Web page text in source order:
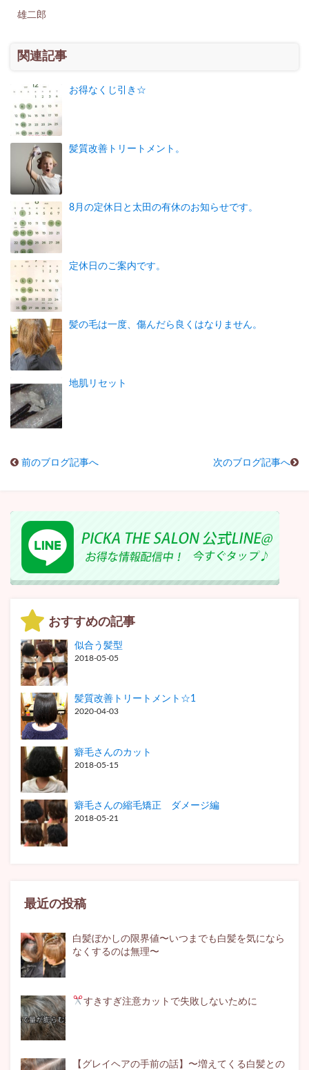
雄二郎
関連記事
お得なくじ引き☆
髪質改善トリートメント。
8月の定休日と太田の有休のお知らせです。
定休日のご案内です。
髪の毛は一度、傷んだら良くはなりません。
地肌リセット
前のブログ記事へ 次のブログ記事へ
おすすめの記事
似合う髪型
2018-05-05
髪質改善トリートメント☆1
2020-04-03
癖毛さんのカット
2018-05-15
癖毛さんの縮毛矯正 ダメージ編
2018-05-21
最近の投稿
白髪ぼかしの限界値〜いつまでも白髪を気になら
なくするのは無理〜
すきすぎ注意カットで失敗しないために
【グレイヘアの手前の話】〜増えてくる白髪との